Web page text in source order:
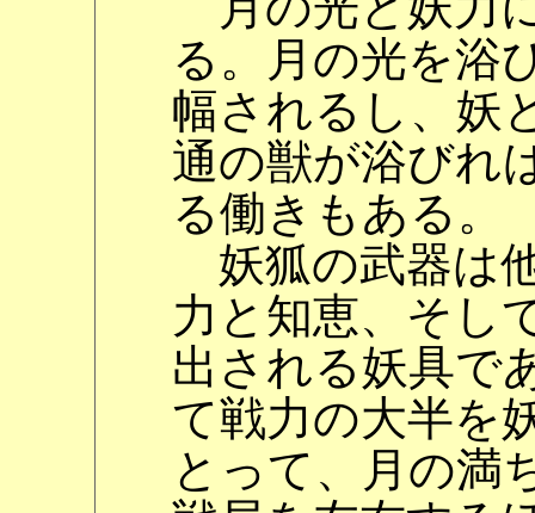
る。月の光を浴
幅されるし、妖
通の獣が浴びれ
る働きもある。
妖狐の武器は
力と知恵、そし
出される妖具で
て戦力の大半を
とって、月の満